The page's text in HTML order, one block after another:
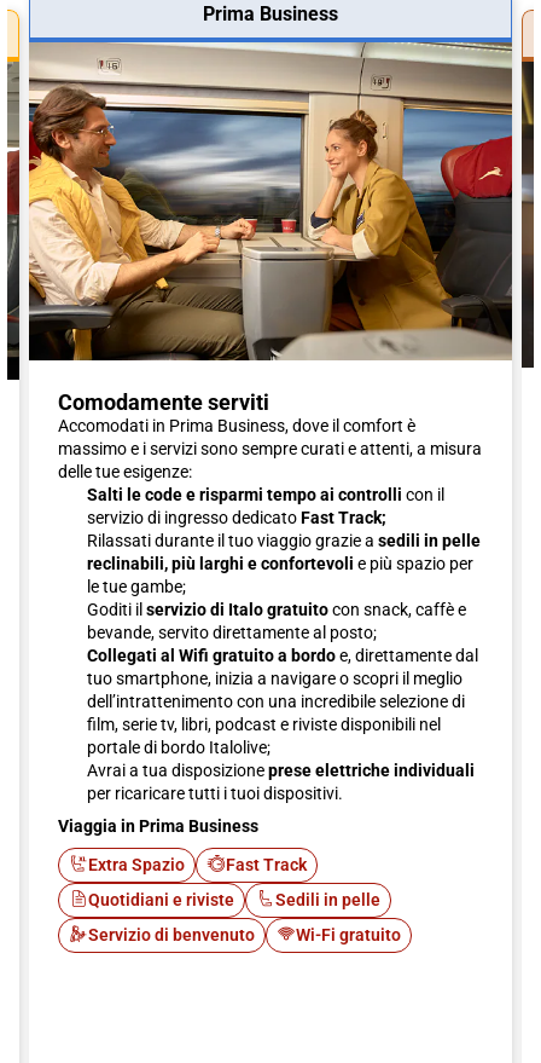
Prima Business
Comodamente serviti
Accomodati in Prima Business, dove il comfort è
massimo e i servizi sono sempre curati e attenti, a misura
delle tue esigenze:
Salti le code e risparmi tempo ai controlli con il
servizio di ingresso dedicatoFast Track;
Rilassati durante il tuo viaggio grazie a sedili in pelle
reclinabili, più larghi e confortevoli e più spazio per
le tue gambe;
Goditi il servizio di Italo gratuitocon snack, caffè e
bevande, servito direttamente al posto;
Collegati al Wifi gratuito a bordoe, direttamente dal
tuo smartphone, inizia a navigare o scopri il meglio
dell’intrattenimento con una incredibile selezione di
film, serie tv, libri, podcast e riviste disponibili nel
portale di bordo Italolive;
Avrai a tua disposizioneprese elettriche individuali
per ricaricare tutti i tuoi dispositivi.
Viaggia in Prima Business
Extra Spazio
Fast Track
Quotidiani e riviste
Sedili in pelle
Servizio di benvenuto
Wi-Fi gratuito